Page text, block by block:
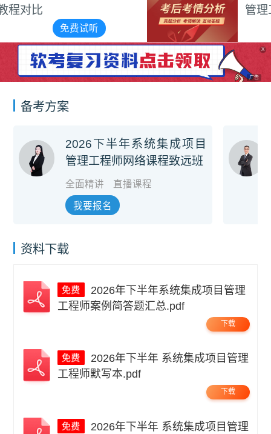
管理工程师考情分析
免费试听
X
广告
备考方案
2026下半年系统集成项目
管理工程师网络课程致远班
全面精讲 直播课程
我要报名
资料下载
工程师案例简答题汇总.pdf
下载
工程师默写本.pdf
下载